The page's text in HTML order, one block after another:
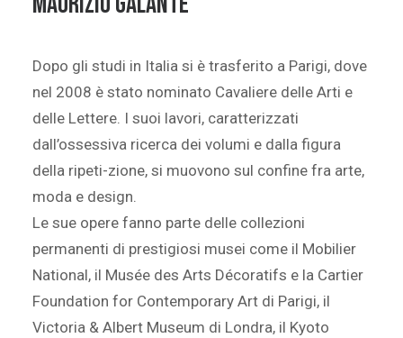
Dopo gli studi in Italia si è trasferito a Parigi, dove
nel 2008 è stato nominato Cavaliere delle Arti e
delle Lettere. I suoi lavori, caratterizzati
dall’ossessiva ricerca dei volumi e dalla figura
della ripeti-zione, si muovono sul confine fra arte,
moda e design.
Le sue opere fanno parte delle collezioni
permanenti di prestigiosi musei come il Mobilier
National, il Musée des Arts Décoratifs e la Cartier
Foundation for Contemporary Art di Parigi, il
Victoria & Albert Museum di Londra, il Kyoto